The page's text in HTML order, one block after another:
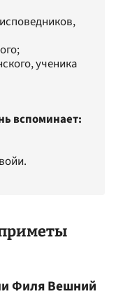
ученика
вспоминает:
Филя Вешний